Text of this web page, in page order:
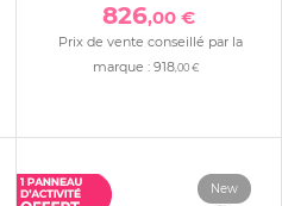
826,00 €
Prix de vente conseillé par la
marque : 918,00 €
New